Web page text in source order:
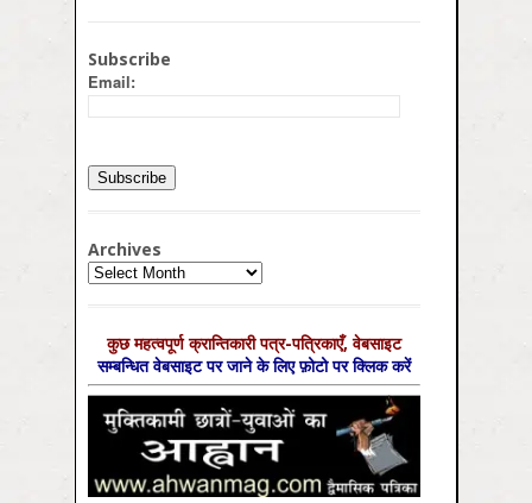
Subscribe
Email:
Archives
Archives
कुछ महत्‍वपूर्ण क्रान्तिकारी पत्र-पत्रिकाएँ, वेबसाइट
सम्‍बन्धित वेबसाइट पर जाने के लिए फ़ोटो पर क्लिक करें